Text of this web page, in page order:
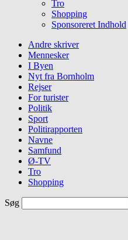
Tro
Shopping
Sponsoreret Indhold
Andre skriver
Mennesker
I Byen
Nyt fra Bornholm
Rejser
For turister
Politik
Sport
Politirapporten
Navne
Samfund
Ø-TV
Tro
Shopping
Søg